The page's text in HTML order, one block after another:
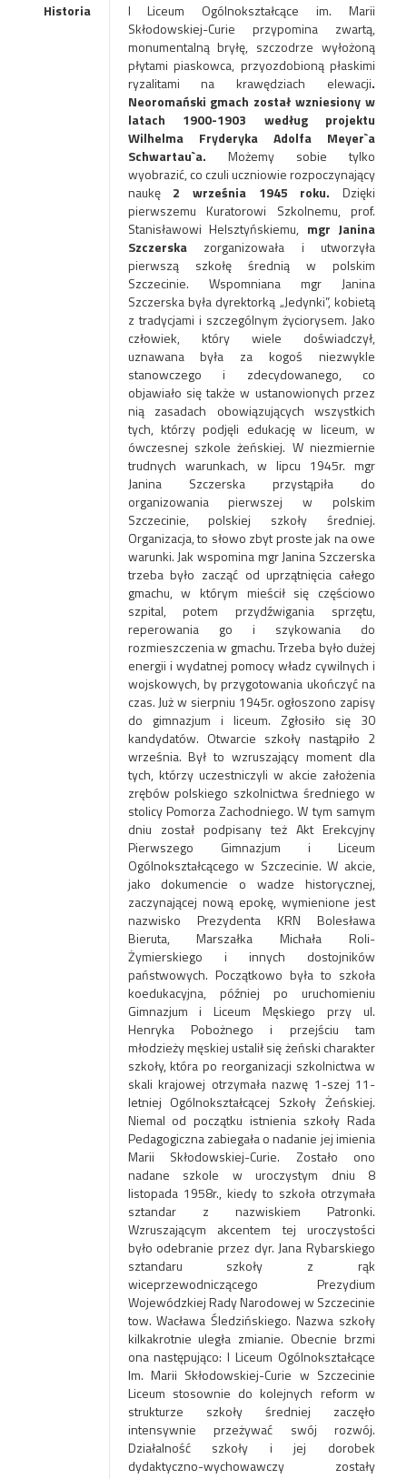
Historia
I Liceum Ogólnokształcące im. Marii
Skłodowskiej-Curie przypomina zwartą,
monumentalną bryłę, szczodrze wyłożoną
płytami piaskowca, przyozdobioną płaskimi
ryzalitami na krawędziach elewacji.
Neoromański gmach został wzniesiony w
latach 1900-1903 według projektu
Wilhelma Fryderyka Adolfa Meyer`a
Schwartau`a. Możemy sobie tylko
wyobrazić, co czuli uczniowie rozpoczynający
naukę 2 września 1945 roku.Dzięki
pierwszemu Kuratorowi Szkolnemu, prof.
Stanisławowi Helsztyńskiemu, mgr Janina
Szczerskazorganizowała i utworzyła
pierwszą szkołę średnią w polskim
Szczecinie. Wspomniana mgr Janina
Szczerska była dyrektorką „Jedynki”, kobietą
z tradycjami i szczególnym życiorysem. Jako
człowiek, który wiele doświadczył,
uznawana była za kogoś niezwykle
stanowczego i zdecydowanego, co
objawiało się także w ustanowionych przez
nią zasadach obowiązujących wszystkich
tych, którzy podjęli edukację w liceum, w
ówczesnej szkole żeńskiej. W niezmiernie
trudnych warunkach, w lipcu 1945r. mgr
Janina Szczerska przystąpiła do
organizowania pierwszej w polskim
Szczecinie, polskiej szkoły średniej.
Organizacja, to słowo zbyt proste jak na owe
warunki. Jak wspomina mgr Janina Szczerska
trzeba było zacząć od uprzątnięcia całego
gmachu, w którym mieścił się częściowo
szpital, potem przydźwigania sprzętu,
reperowania go i szykowania do
rozmieszczenia w gmachu. Trzeba było dużej
energii i wydatnej pomocy władz cywilnych i
wojskowych, by przygotowania ukończyć na
czas. Już w sierpniu 1945r. ogłoszono zapisy
do gimnazjum i liceum. Zgłosiło się 30
kandydatów. Otwarcie szkoły nastąpiło 2
września. Był to wzruszający moment dla
tych, którzy uczestniczyli w akcie założenia
zrębów polskiego szkolnictwa średniego w
stolicy Pomorza Zachodniego. W tym samym
dniu został podpisany też Akt Erekcyjny
Pierwszego Gimnazjum i Liceum
Ogólnokształcącego w Szczecinie. W akcie,
jako dokumencie o wadze historycznej,
zaczynającej nową epokę, wymienione jest
nazwisko Prezydenta KRN Bolesława
Bieruta, Marszałka Michała Roli-
Żymierskiego i innych dostojników
państwowych. Początkowo była to szkoła
koedukacyjna, później po uruchomieniu
Gimnazjum i Liceum Męskiego przy ul.
Henryka Pobożnego i przejściu tam
młodzieży męskiej ustalił się żeński charakter
szkoły, która po reorganizacji szkolnictwa w
skali krajowej otrzymała nazwę 1-szej 11-
letniej Ogólnokształcącej Szkoły Żeńskiej.
Niemal od początku istnienia szkoły Rada
Pedagogiczna zabiegała o nadanie jej imienia
Marii Skłodowskiej-Curie. Zostało ono
nadane szkole w uroczystym dniu 8
listopada 1958r., kiedy to szkoła otrzymała
sztandar z nazwiskiem Patronki.
Wzruszającym akcentem tej uroczystości
było odebranie przez dyr. Jana Rybarskiego
sztandaru szkoły z rąk
wiceprzewodniczącego Prezydium
Wojewódzkiej Rady Narodowej w Szczecinie
tow. Wacława Śledzińskiego. Nazwa szkoły
kilkakrotnie uległa zmianie. Obecnie brzmi
ona następująco: I Liceum Ogólnokształcące
Im. Marii Skłodowskiej-Curie w Szczecinie
Liceum stosownie do kolejnych reform w
strukturze szkoły średniej zaczęło
intensywnie przeżywać swój rozwój.
Działalność szkoły i jej dorobek
dydaktyczno-wychowawczy zostały